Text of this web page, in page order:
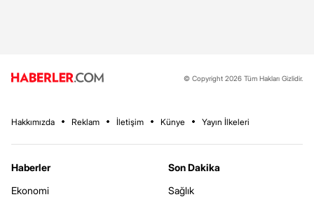
© Copyright 2026 Tüm Hakları Gizlidir.
Hakkımızda Reklam İletişim Künye Yayın İlkeleri
Haberler
Ekonomi
Son Dakika
Sağlık